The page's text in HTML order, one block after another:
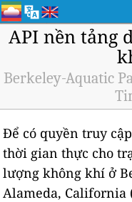
API nền tảng
Berkeley-Aquatic
Để có quyền truy
thời gian thực cho
lượng không khí ở
Alameda, California